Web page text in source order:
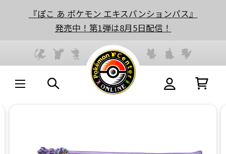
『ぽこ あ ポケモン エキスパンションパス』
発売中！第1弾は8月5日配信！